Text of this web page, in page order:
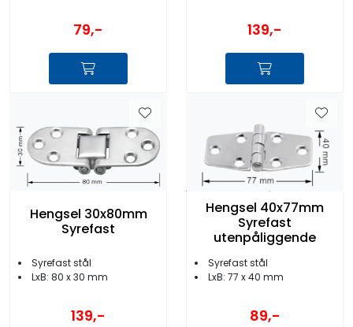
79,- 139,-
Hengsel 30x80mm
Syrefast
Syrefast stål
LxB: 80 x 30 mm
139,-
Hengsel 40x77mm
Syrefast
utenpåliggende
Syrefast stål
LxB: 77 x 40 mm
89,-